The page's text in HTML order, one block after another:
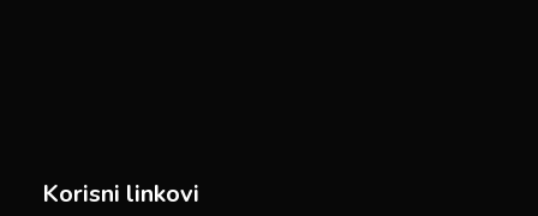
Korisni linkovi